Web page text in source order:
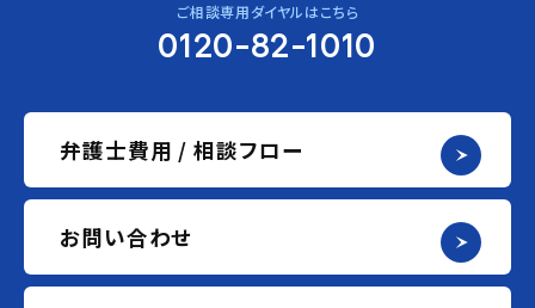
ご相談専用ダイヤルはこちら
0120-82-1010
弁護士費用 / 相談フロー
お問い合わせ